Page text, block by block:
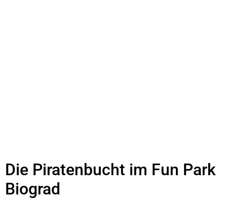
Die Piratenbucht im Fun Park
Biograd